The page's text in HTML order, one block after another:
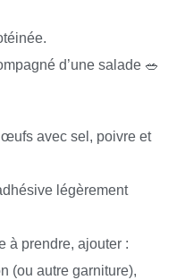
d’une salade 🥗
avec sel, poivre et
légèrement
à prendre, ajouter :
(ou autre garniture),